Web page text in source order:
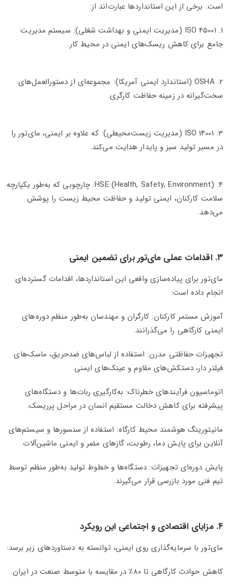
است. برخی از این استانداردها عبارت‌اند از:
1. ISO 45001 (مدیریت ایمنی و بهداشت شغلی): سیستم مدیریت
جامع برای کاهش ریسک‌های ایمنی در محیط کار.
2. OSHA (استاندارد ایمنی آمریکا): مجموعه‌ای از دستورالعمل‌های
سخت‌گیرانه در زمینه حفاظت کارگری.
3. ISO 14001 (مدیریت زیست‌محیطی): که علاوه بر ایمنی، مای‌تور را
در مسیر تولید سبز و پایدار هدایت می‌کند.
4. HSE (Health, Safety, Environment): چارچوبی که به‌طور یکپارچه
سلامت کارکنان، ایمنی تولید و حفاظت محیط زیست را پوشش
می‌دهد.
۳. اقدامات عملی مای‌تور برای تضمین ایمنی
مای‌تور برای پیاده‌سازی واقعی این استانداردها، اقدامات گسترده‌ای
انجام داده است:
آموزش مستمر کارکنان: کارگران و مهندسان به‌طور منظم دوره‌های
ایمنی کارگاهی را می‌گذرانند.
تجهیزات حفاظتی مدرن: استفاده از لباس‌های ضدحریق، ماسک‌های
فیلتر دار، دستکش‌های مقاوم و عینک‌های ایمنی.
اتوماسیون فرآیندهای خطرناک: به‌کارگیری ربات‌ها و دستگاه‌های
پیشرفته برای کاهش دخالت مستقیم انسان در مراحل پرریسک.
مانیتورینگ هوشمند محیط کارگاه: استفاده از سنسورها و سیستم‌های
آنلاین برای پایش دما، رطوبت، گازهای مضر و ایمنی ماشین‌آلات.
پایش دوره‌ای تجهیزات: دستگاه‌ها و خطوط تولید به‌طور منظم توسط
تیم فنی مورد بازرسی قرار می‌گیرند.
۴. مزایای اقتصادی و اجتماعی این رویکرد
مای‌تور با سرمایه‌گذاری روی ایمنی، توانسته به دستاوردهای زیر برسد:
کاهش حوادث کارگاهی تا ۸۰٪ در مقایسه با متوسط صنعت در ایران.